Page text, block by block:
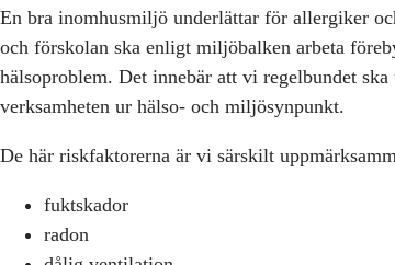
En bra inomhusmiljö underlättar för allergiker
och förskolan ska enligt miljöbalken arbeta
hälsoproblem. Det innebär att vi regelbundet
verksamheten ur hälso- och miljösynpunkt.
De här riskfaktorerna är vi särskilt
fuktskador
radon